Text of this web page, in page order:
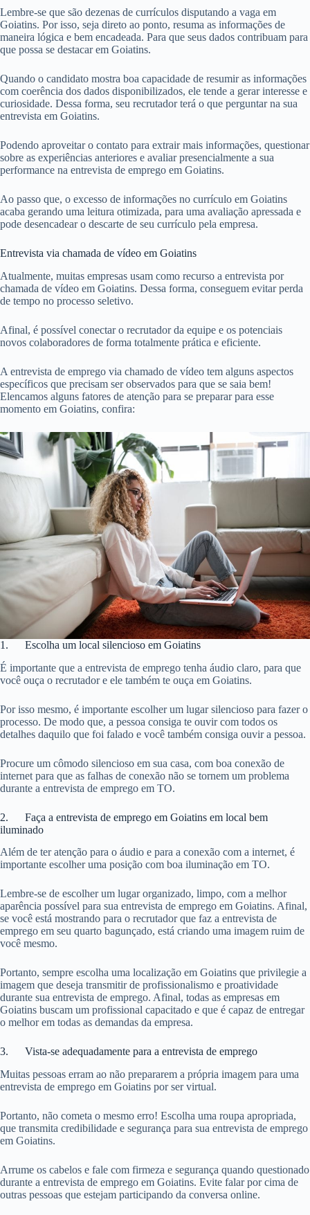
Lembre-se que são dezenas de currículos disputando a vaga em
Goiatins. Por isso, seja direto ao ponto, resuma as informações de
maneira lógica e bem encadeada. Para que seus dados contribuam para
que possa se destacar em Goiatins.
Quando o candidato mostra boa capacidade de resumir as informações
com coerência dos dados disponibilizados, ele tende a gerar interesse e
curiosidade. Dessa forma, seu recrutador terá o que perguntar na sua
entrevista em Goiatins.
Podendo aproveitar o contato para extrair mais informações, questionar
sobre as experiências anteriores e avaliar presencialmente a sua
performance na entrevista de emprego em Goiatins.
Ao passo que, o excesso de informações no currículo em Goiatins
acaba gerando uma leitura otimizada, para uma avaliação apressada e
pode desencadear o descarte de seu currículo pela empresa.
Entrevista via chamada de vídeo em Goiatins
Atualmente, muitas empresas usam como recurso a entrevista por
chamada de vídeo em Goiatins. Dessa forma, conseguem evitar perda
de tempo no processo seletivo.
Afinal, é possível conectar o recrutador da equipe e os potenciais
novos colaboradores de forma totalmente prática e eficiente.
A entrevista de emprego via chamado de vídeo tem alguns aspectos
específicos que precisam ser observados para que se saia bem!
Elencamos alguns fatores de atenção para se preparar para esse
momento em Goiatins, confira:
1. Escolha um local silencioso em Goiatins
É importante que a entrevista de emprego tenha áudio claro, para que
você ouça o recrutador e ele também te ouça em Goiatins.
Por isso mesmo, é importante escolher um lugar silencioso para fazer o
processo. De modo que, a pessoa consiga te ouvir com todos os
detalhes daquilo que foi falado e você também consiga ouvir a pessoa.
Procure um cômodo silencioso em sua casa, com boa conexão de
internet para que as falhas de conexão não se tornem um problema
durante a entrevista de emprego em TO.
2. Faça a entrevista de emprego em Goiatins em local bem
iluminado
Além de ter atenção para o áudio e para a conexão com a internet, é
importante escolher uma posição com boa iluminação em TO.
Lembre-se de escolher um lugar organizado, limpo, com a melhor
aparência possível para sua entrevista de emprego em Goiatins. Afinal,
se você está mostrando para o recrutador que faz a entrevista de
emprego em seu quarto bagunçado, está criando uma imagem ruim de
você mesmo.
Portanto, sempre escolha uma localização em Goiatins que privilegie a
imagem que deseja transmitir de profissionalismo e proatividade
durante sua entrevista de emprego. Afinal, todas as empresas em
Goiatins buscam um profissional capacitado e que é capaz de entregar
o melhor em todas as demandas da empresa.
3. Vista-se adequadamente para a entrevista de emprego
Muitas pessoas erram ao não prepararem a própria imagem para uma
entrevista de emprego em Goiatins por ser virtual.
Portanto, não cometa o mesmo erro! Escolha uma roupa apropriada,
que transmita credibilidade e segurança para sua entrevista de emprego
em Goiatins.
Arrume os cabelos e fale com firmeza e segurança quando questionado
durante a entrevista de emprego em Goiatins. Evite falar por cima de
outras pessoas que estejam participando da conversa online.